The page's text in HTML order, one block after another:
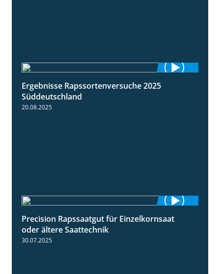
Ergebnisse Rapssortenversuche 2025
Süddeutschland
20.08.2025
2:05
Precision Rapssaatgut für Einzelkornsaat
oder ältere Saattechnik
30.07.2025